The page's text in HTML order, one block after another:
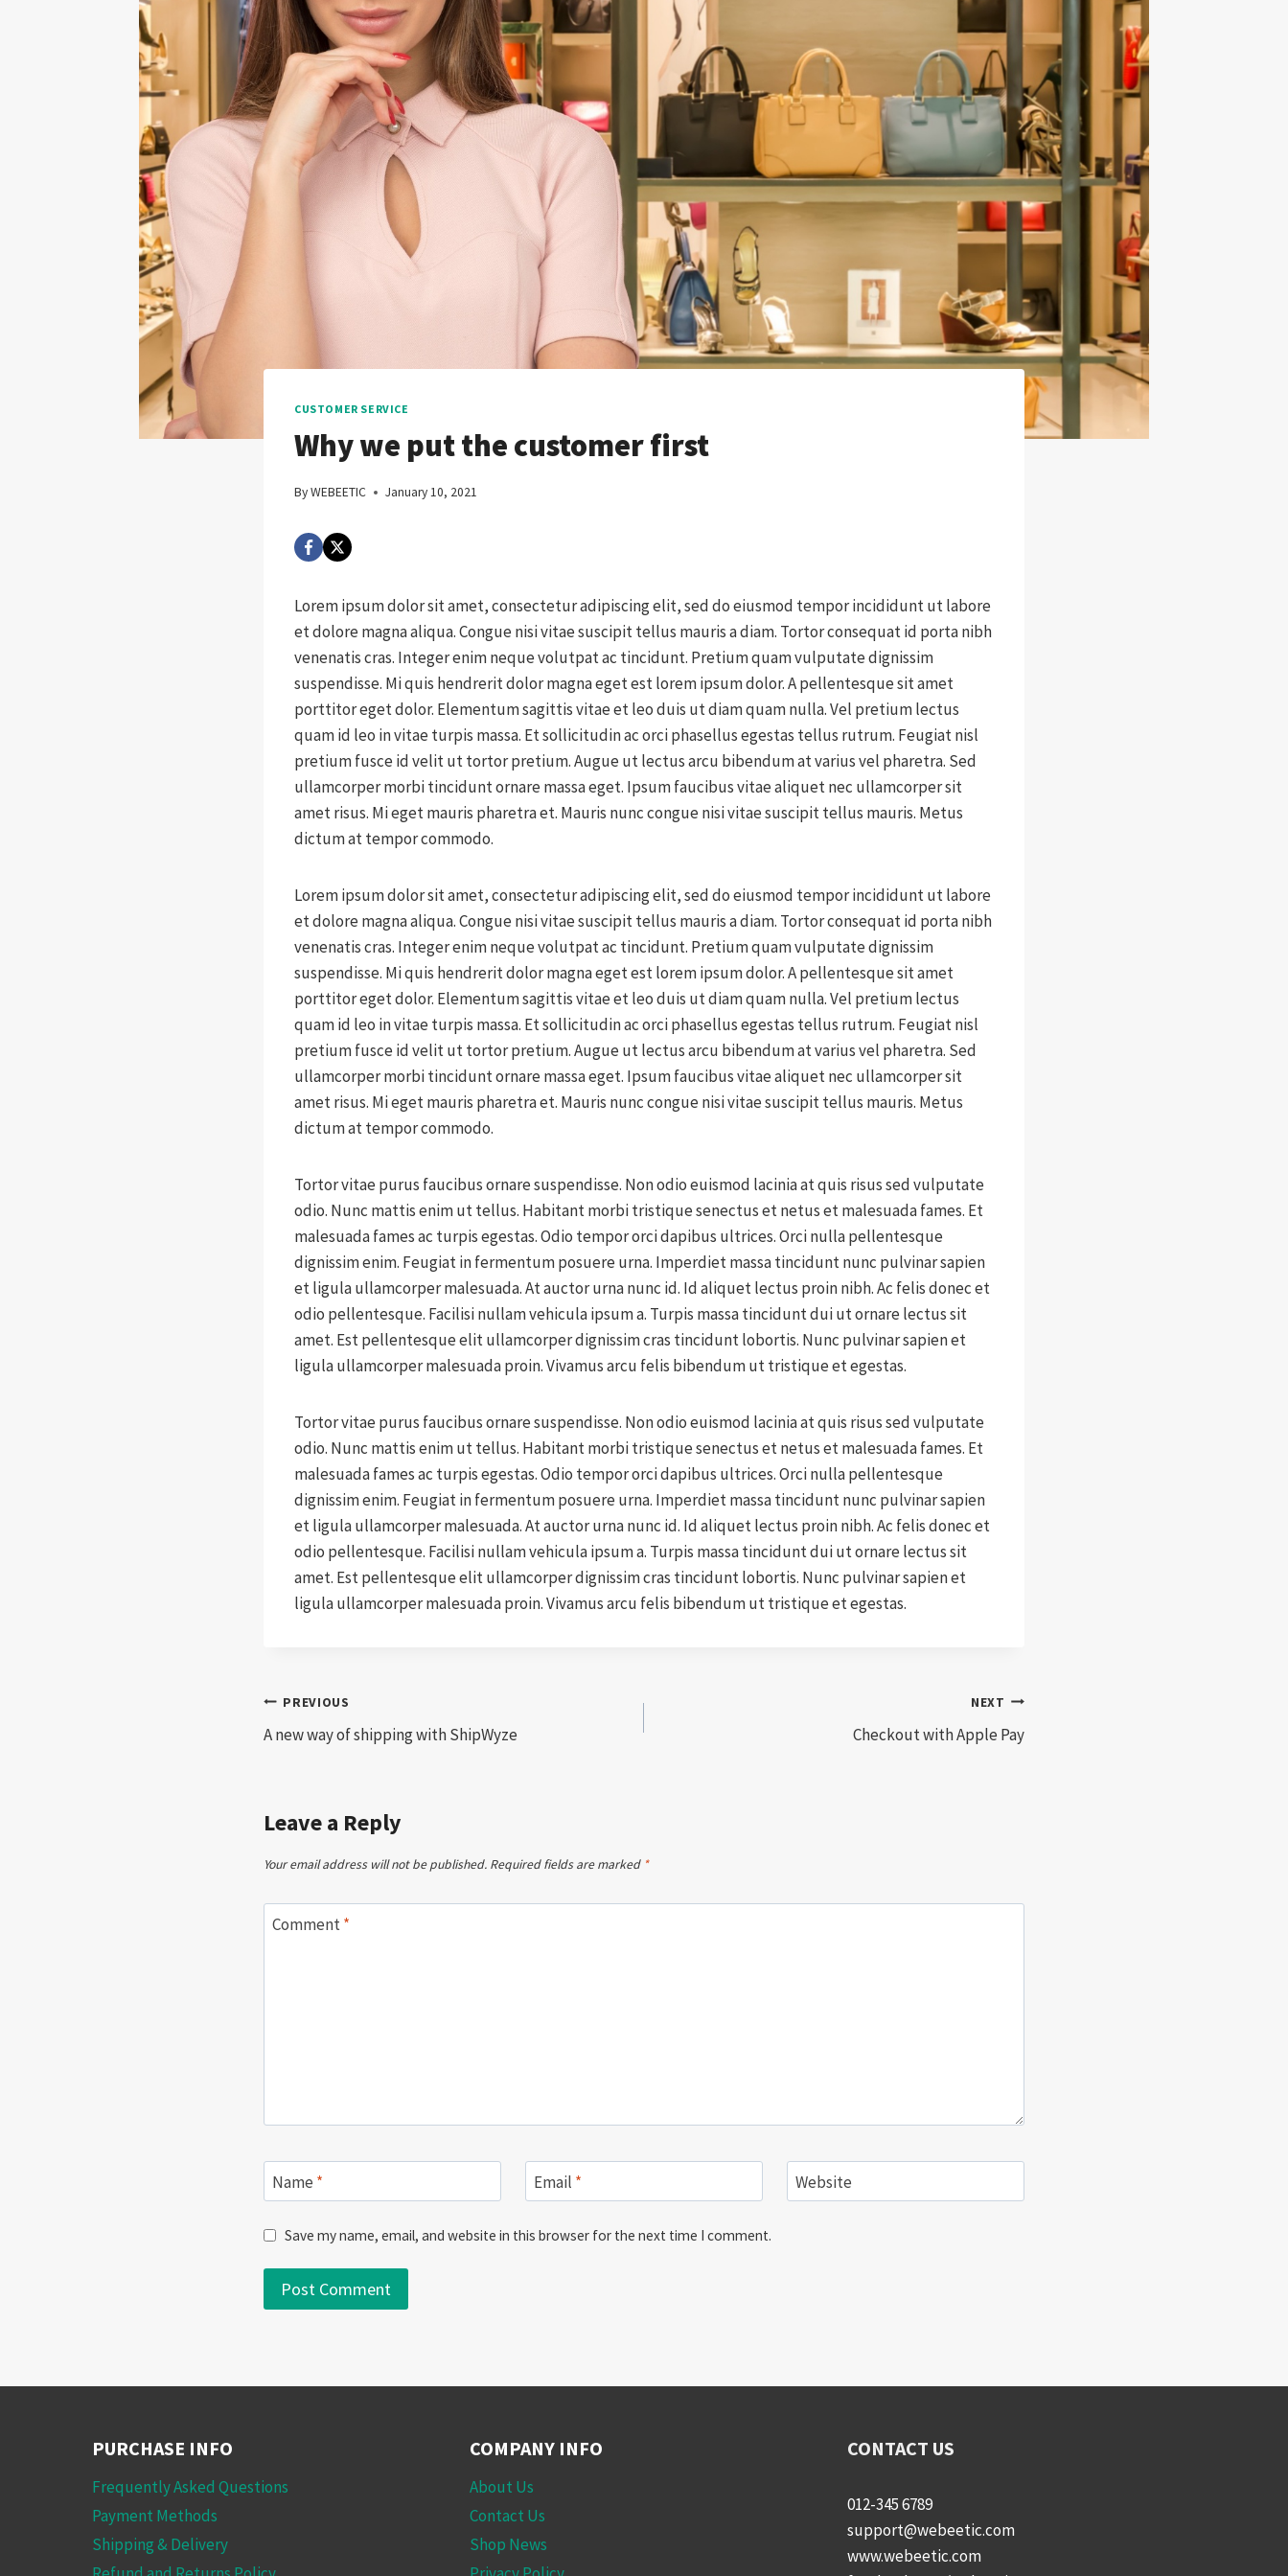
CUSTOMER SERVICE
Why we put the customer first
ByWEBEETIC January 10, 2021
Lorem ipsum dolor sit amet, consectetur adipiscing elit, sed do eiusmod tempor incididunt ut labore
et dolore magna aliqua. Congue nisi vitae suscipit tellus mauris a diam. Tortor consequat id porta nibh
venenatis cras. Integer enim neque volutpat ac tincidunt. Pretium quam vulputate dignissim
suspendisse. Mi quis hendrerit dolor magna eget est lorem ipsum dolor. A pellentesque sit amet
porttitor eget dolor. Elementum sagittis vitae et leo duis ut diam quam nulla. Vel pretium lectus
quam id leo in vitae turpis massa. Et sollicitudin ac orci phasellus egestas tellus rutrum. Feugiat nisl
pretium fusce id velit ut tortor pretium. Augue ut lectus arcu bibendum at varius vel pharetra. Sed
ullamcorper morbi tincidunt ornare massa eget. Ipsum faucibus vitae aliquet nec ullamcorper sit
amet risus. Mi eget mauris pharetra et. Mauris nunc congue nisi vitae suscipit tellus mauris. Metus
dictum at tempor commodo.
Lorem ipsum dolor sit amet, consectetur adipiscing elit, sed do eiusmod tempor incididunt ut labore
et dolore magna aliqua. Congue nisi vitae suscipit tellus mauris a diam. Tortor consequat id porta nibh
venenatis cras. Integer enim neque volutpat ac tincidunt. Pretium quam vulputate dignissim
suspendisse. Mi quis hendrerit dolor magna eget est lorem ipsum dolor. A pellentesque sit amet
porttitor eget dolor. Elementum sagittis vitae et leo duis ut diam quam nulla. Vel pretium lectus
quam id leo in vitae turpis massa. Et sollicitudin ac orci phasellus egestas tellus rutrum. Feugiat nisl
pretium fusce id velit ut tortor pretium. Augue ut lectus arcu bibendum at varius vel pharetra. Sed
ullamcorper morbi tincidunt ornare massa eget. Ipsum faucibus vitae aliquet nec ullamcorper sit
amet risus. Mi eget mauris pharetra et. Mauris nunc congue nisi vitae suscipit tellus mauris. Metus
dictum at tempor commodo.
Tortor vitae purus faucibus ornare suspendisse. Non odio euismod lacinia at quis risus sed vulputate
odio. Nunc mattis enim ut tellus. Habitant morbi tristique senectus et netus et malesuada fames. Et
malesuada fames ac turpis egestas. Odio tempor orci dapibus ultrices. Orci nulla pellentesque
dignissim enim. Feugiat in fermentum posuere urna. Imperdiet massa tincidunt nunc pulvinar sapien
et ligula ullamcorper malesuada. At auctor urna nunc id. Id aliquet lectus proin nibh. Ac felis donec et
odio pellentesque. Facilisi nullam vehicula ipsum a. Turpis massa tincidunt dui ut ornare lectus sit
amet. Est pellentesque elit ullamcorper dignissim cras tincidunt lobortis. Nunc pulvinar sapien et
ligula ullamcorper malesuada proin. Vivamus arcu felis bibendum ut tristique et egestas.
Tortor vitae purus faucibus ornare suspendisse. Non odio euismod lacinia at quis risus sed vulputate
odio. Nunc mattis enim ut tellus. Habitant morbi tristique senectus et netus et malesuada fames. Et
malesuada fames ac turpis egestas. Odio tempor orci dapibus ultrices. Orci nulla pellentesque
dignissim enim. Feugiat in fermentum posuere urna. Imperdiet massa tincidunt nunc pulvinar sapien
et ligula ullamcorper malesuada. At auctor urna nunc id. Id aliquet lectus proin nibh. Ac felis donec et
odio pellentesque. Facilisi nullam vehicula ipsum a. Turpis massa tincidunt dui ut ornare lectus sit
amet. Est pellentesque elit ullamcorper dignissim cras tincidunt lobortis. Nunc pulvinar sapien et
ligula ullamcorper malesuada proin. Vivamus arcu felis bibendum ut tristique et egestas.
Post
navigation
PREVIOUS
A new way of shipping with ShipWyze
NEXT
Checkout with Apple Pay
Leave a Reply
Your email address will not be published. Required fields are marked *
Comment*
Name * Email * Website
Save my name, email, and website in this browser for the next time I comment.
PURCHASE INFO
Frequently Asked Questions
Payment Methods
Shipping & Delivery
COMPANY INFO
About Us
Contact Us
Shop News
CONTACT US
012-345 6789
support@webeetic.com
www.webeetic.com